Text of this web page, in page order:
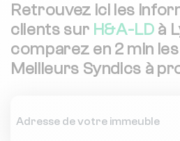
Retrouvez ici les
clients sur H&A-LD à
comparez en 2 min
Meilleurs Syndics à